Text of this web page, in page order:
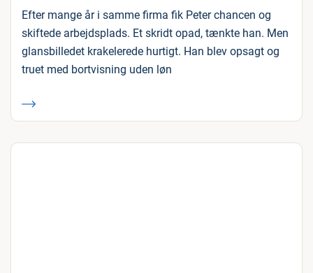
Efter mange år i samme firma fik Peter chancen og
skiftede arbejdsplads. Et skridt opad, tænkte han. Men
glansbilledet krakelerede hurtigt. Han blev opsagt og
truet med bortvisning uden løn